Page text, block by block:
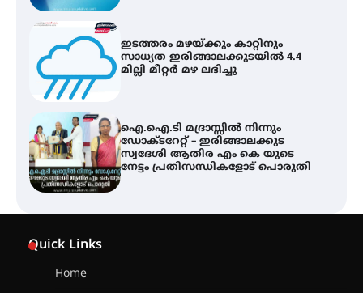
ഐ.ഐ.ടി മദ്രാസ്സിൽ നിന്നും
ഡോക്ടറേറ്റ് – ഇരിങ്ങാലക്കുട
സ്വദേശി ആതിര എം കെ യുടെ
നേട്ടം പ്രതിസന്ധികളോട് പൊരുതി
ട്യുണീഷ്യൻ ചിത്രം ” ദി വോയിസ്
ഓഫ് ഹിന്ദ് റജബ് ” ഇരിങ്ങാലക്കുട
ഫിലിം സൊസൈറ്റി ആഗസ്റ്റ് 7
വെള്ളിയാഴ്ച സ്‌ക്രീൻ ചെയ്യുന്നു
Quick Links
Home